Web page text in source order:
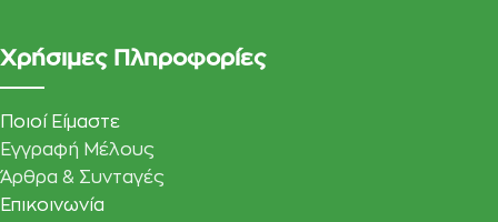
Χρήσιμες Πληροφορίες
Ποιοί Είμαστε
Εγγραφή Μέλους
Άρθρα & Συνταγές
Επικοινωνία